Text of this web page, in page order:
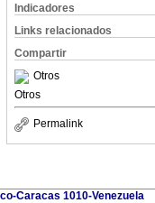
Indicadores
Links relacionados
Compartir
Otros
Otros
Permalink
Caracas 1010-Venezuela